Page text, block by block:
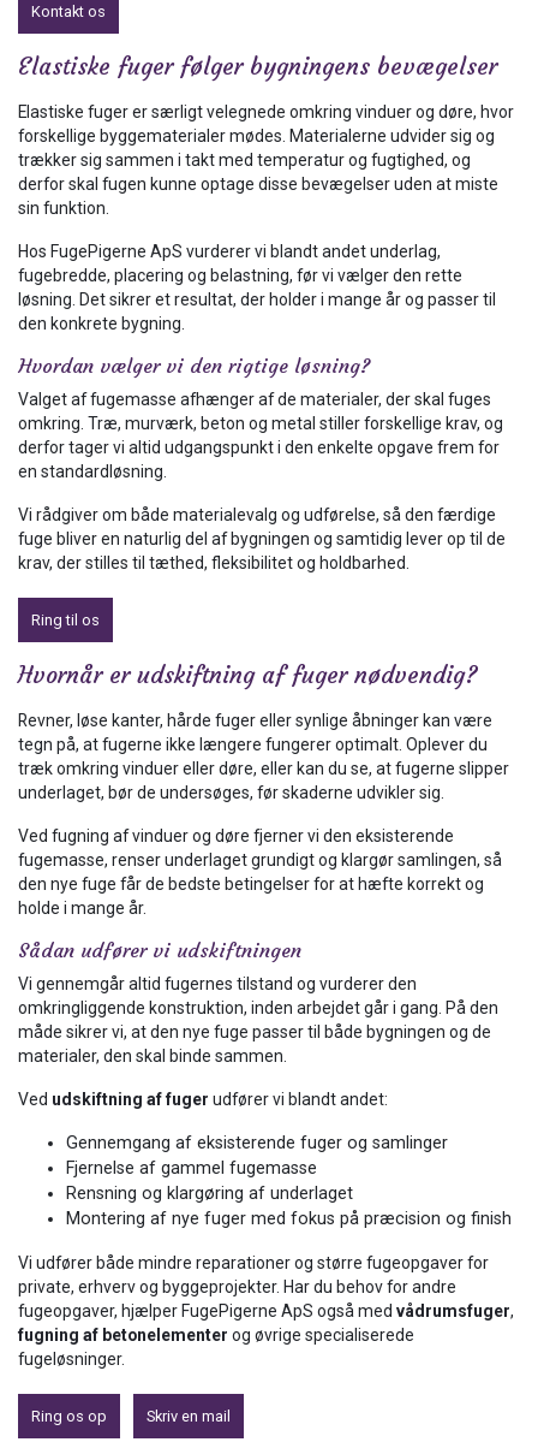
Kontakt os
Elastiske fuger følger bygningens bevægelser
Elastiske fuger er særligt velegnede omkring vinduer og døre, hvor
forskellige byggematerialer mødes. Materialerne udvider sig og
trækker sig sammen i takt med temperatur og fugtighed, og
derfor skal fugen kunne optage disse bevægelser uden at miste
sin funktion.
Hos FugePigerne ApS vurderer vi blandt andet underlag,
fugebredde, placering og belastning, før vi vælger den rette
løsning. Det sikrer et resultat, der holder i mange år og passer til
den konkrete bygning.
Hvordan vælger vi den rigtige løsning?
Valget af fugemasse afhænger af de materialer, der skal fuges
omkring. Træ, murværk, beton og metal stiller forskellige krav, og
derfor tager vi altid udgangspunkt i den enkelte opgave frem for
en standardløsning.
Vi rådgiver om både materialevalg og udførelse, så den færdige
fuge bliver en naturlig del af bygningen og samtidig lever op til de
krav, der stilles til tæthed, fleksibilitet og holdbarhed.
Ring til os
Hvornår er udskiftning af fuger nødvendig?
Revner, løse kanter, hårde fuger eller synlige åbninger kan være
tegn på, at fugerne ikke længere fungerer optimalt. Oplever du
træk omkring vinduer eller døre, eller kan du se, at fugerne slipper
underlaget, bør de undersøges, før skaderne udvikler sig.
Ved fugning af vinduer og døre fjerner vi den eksisterende
fugemasse, renser underlaget grundigt og klargør samlingen, så
den nye fuge får de bedste betingelser for at hæfte korrekt og
holde i mange år.
Sådan udfører vi udskiftningen
Vi gennemgår altid fugernes tilstand og vurderer den
omkringliggende konstruktion, inden arbejdet går i gang. På den
måde sikrer vi, at den nye fuge passer til både bygningen og de
materialer, den skal binde sammen.
Ved udskiftning af fuger udfører vi blandt andet:
Gennemgang af eksisterende fuger og samlinger
Fjernelse af gammel fugemasse
Rensning og klargøring af underlaget
Montering af nye fuger med fokus på præcision og finish
Vi udfører både mindre reparationer og større fugeopgaver for
private, erhverv og byggeprojekter. Har du behov for andre
fugeopgaver, hjælper FugePigerne ApS også med vådrumsfuger,
fugning af betonelementer og øvrige specialiserede
fugeløsninger.
Ring os op Skriv en mail